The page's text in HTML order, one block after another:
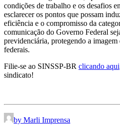
condições de trabalho e os desafios
esclarecer os pontos que possam
eficiência e o compromisso da
comunicação do Governo Federal
previdenciária, protegendo a
federais.
Filie-se ao SINSSP-BR clicando aqui
sindicato!
by Marli Imprensa